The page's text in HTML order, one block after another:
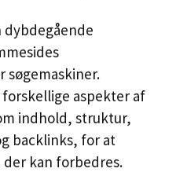
dybdegående
søgemaskiner.
aspekter af
indhold, struktur,
backlinks, for at
kan forbedres.